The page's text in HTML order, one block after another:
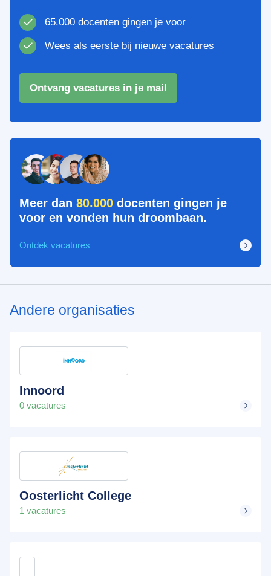
65.000 docenten gingen je voor
Wees als eerste bij nieuwe vacatures
Ontvang vacatures in je mail
Meer dan 80.000 docenten gingen je
voor en vonden hun droombaan.
Ontdek vacatures
Andere organisaties
Innoord
0 vacatures
Oosterlicht College
1 vacatures